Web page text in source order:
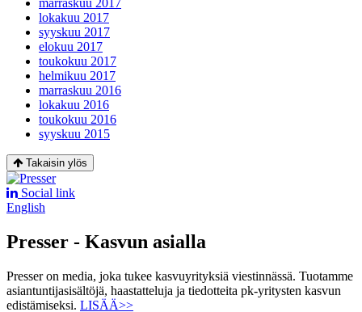
marraskuu 2017
lokakuu 2017
syyskuu 2017
elokuu 2017
toukokuu 2017
helmikuu 2017
marraskuu 2016
lokakuu 2016
toukokuu 2016
syyskuu 2015
Takaisin ylös
Social link
English
Presser - Kasvun asialla
Presser on media, joka tukee kasvuyrityksiä viestinnässä. Tuotamme
asiantuntijasisältöjä, haastatteluja ja tiedotteita pk-yritysten kasvun
edistämiseksi. LISÄÄ>>